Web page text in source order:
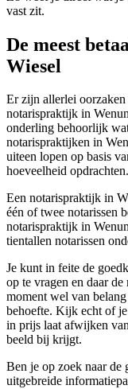
vast zit.
De meest
Wiesel
Er zijn allerlei
notarispraktijk in
onderling behoorlijk
notarispraktijken in
uiteen lopen op basis
hoeveelheid opdrachten.
Een notarispraktijk in
één of twee notarissen
notarispraktijk in
tientallen notarissen
Je kunt in feite de
op te vragen en daar
moment wel van
behoefte. Kijk echt of
in prijs laat afwijken
beeld bij krijgt.
Ben je op zoek naar de
uitgebreide